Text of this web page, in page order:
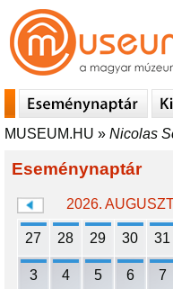
MUSEUM.HU » Nicolas
Eseménynaptár
2026.
27 28 29 30 31
3 4 5 6 7